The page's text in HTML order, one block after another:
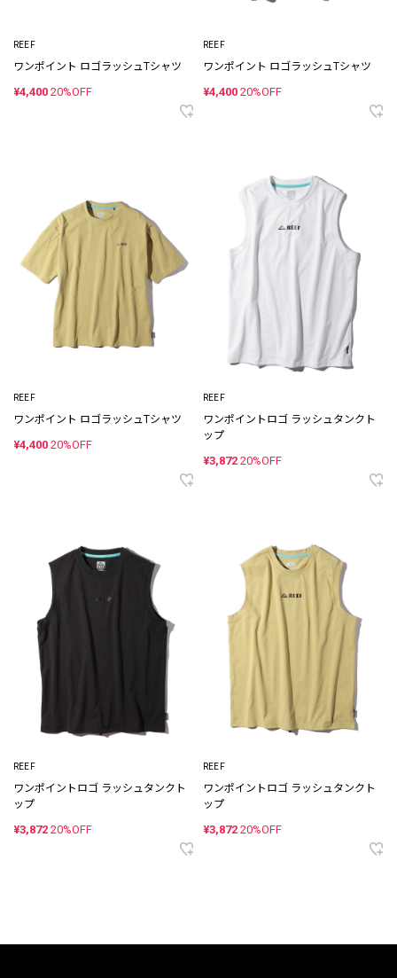
REEF
ワンポイント ロゴラッシュTシャツ
¥4,400 20%OFF
REEF
ワンポイント ロゴラッシュTシャツ
¥4,400 20%OFF
REEF
ワンポイント ロゴラッシュTシャツ
¥4,400 20%OFF
REEF
ワンポイントロゴ ラッシュタンクト
ップ
¥3,872 20%OFF
REEF
ワンポイントロゴ ラッシュタンクト
ップ
¥3,872 20%OFF
REEF
ワンポイントロゴ ラッシュタンクト
ップ
¥3,872 20%OFF